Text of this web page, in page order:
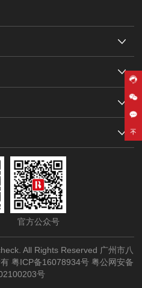
官方公众号
All Rights Reserved 广州市八
有粤ICP备16078934号 粤公网安备
号